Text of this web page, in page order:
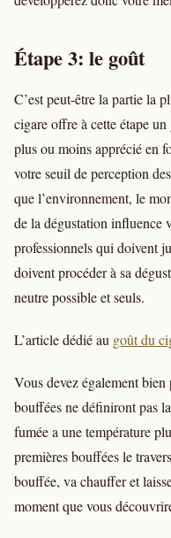
Étape 3: le goût
C’est peut-être la partie la
cigare offre à cette étape
plus ou moins apprécié en
votre seuil de perception
que l’environnement, le
de la dégustation influence
professionnels qui doivent
doivent procéder à sa
neutre possible et seuls.
L’article dédié au goût du
Vous devez également
bouffées ne définiront pas
fumée a une température
premières bouffées le
bouffée, va chauffer et
moment que vous